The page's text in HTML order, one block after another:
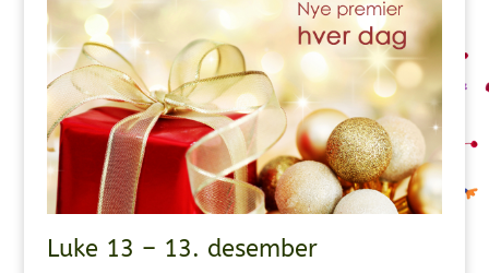
Luke 13 – 13. desember